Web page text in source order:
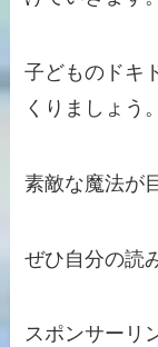
子どものドキ
くりましょう。
素敵な魔法が
ぜひ自分の読
スポンサーリ